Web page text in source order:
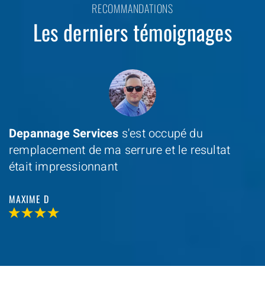
RECOMMANDATIONS
Les derniers témoignages
Depannage Services s'est occupé du
remplacement de ma serrure et le resultat
était impressionnant
MAXIME D